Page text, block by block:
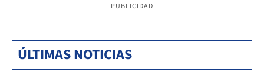
PUBLICIDAD
ÚLTIMAS NOTICIAS